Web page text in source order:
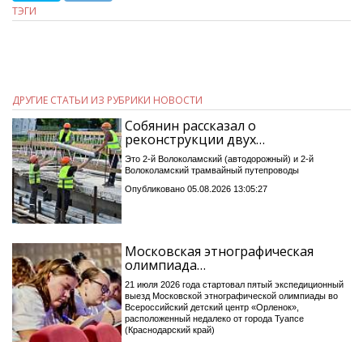
ТЭГИ
ДРУГИЕ СТАТЬИ ИЗ РУБРИКИ НОВОСТИ
Собянин рассказал о
реконструкции двух…
Это 2-й Волоколамский (автодорожный) и 2-й
Волоколамский трамвайный путепроводы
Опубликовано 05.08.2026 13:05:27
Московская этнографическая
олимпиада…
21 июля 2026 года стартовал пятый экспедиционный
выезд Московской этнографической олимпиады во
Всероссийский детский центр «Орленок»,
расположенный недалеко от города Туапсе
(Краснодарский край)